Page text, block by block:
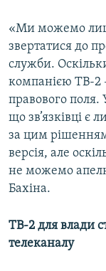
«Ми можемо
звертатися до
служби.
компанією ТВ-2
правового поля.
що зв’язківці є
за цим
версія, але
не можемо
Бахіна.
ТВ-2 для влади
телеканалу